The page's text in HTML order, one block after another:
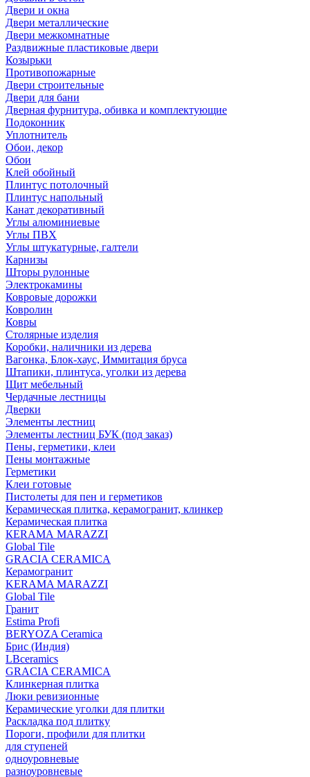
Двери и окна
Двери металлические
Двери межкомнатные
Раздвижные пластиковые двери
Козырьки
Противопожарные
Двери строительные
Двери для бани
Дверная фурнитура, обивка и комплектующие
Подоконник
Уплотнитель
Обои, декор
Обои
Клей обойный
Плинтус потолочный
Плинтус напольный
Канат декоративный
Углы алюминиевые
Углы ПВХ
Углы штукатурные, галтели
Карнизы
Шторы рулонные
Электрокамины
Ковровые дорожки
Ковролин
Ковры
Столярные изделия
Коробки, наличники из дерева
Вагонка, Блок-хаус, Иммитация бруса
Штапики, плинтуса, уголки из дерева
Щит мебельный
Чердачные лестницы
Дверки
Элементы лестниц
Элементы лестниц БУК (под заказ)
Пены, герметики, клеи
Пены монтажные
Герметики
Клеи готовые
Пистолеты для пен и герметиков
Керамическая плитка, керамогранит, клинкер
Керамическая плитка
КЕRАМА MARAZZI
Global Tile
GRACIA CERAMICA
Керамогранит
KERAMA MARAZZI
Global Tile
Гранит
Estima Profi
BERYOZA Ceramica
Брис (Индия)
LBceramics
GRACIA CERAMICA
Клинкерная плитка
Люки ревизионные
Керамические уголки для плитки
Раскладка под плитку
Пороги, профили для плитки
для ступеней
одноуровневые
разноуровневые